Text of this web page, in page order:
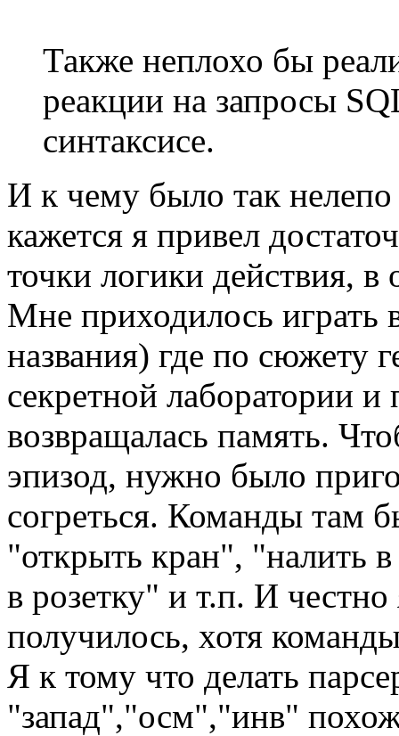
Также неплохо бы
реакции на запросы
синтаксисе.
И к чему было так
кажется я привел
точки логики действия, в
Мне приходилось играть
названия) где по сюжету
секретной лаборатории
возвращалась память.
эпизод, нужно было
согреться. Команды там
"открыть кран", "налить
в розетку" и т.п. И
получилось, хотя
Я к тому что делать
"запад","осм","инв"